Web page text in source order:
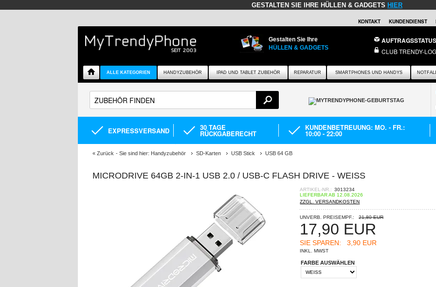
GESTALTEN SIE IHRE HÜLLEN & GADGETS HIER
KONTAKT KUNDENDIENST
Gestalten Sie Ihre
HÜLLEN & GADGETS
AUFTRAGSSTATUS
CLUB TRENDY-
ALLE KATEGORIEN HANDYZUBEHÖR IPAD UND TABLET ZUBEHÖR REPARATUR SMARTPHONES UND HANDYS
EXPRESSVERSAND 30 TAGE
RÜCKGABERECHT
KUNDENBETREUUNG: MO. - FR.:
10:00 - 22:00
« Zurück - Sie sind hier: Handyzubehör SD-Karten USB Stick USB 64 GB
MICRODRIVE 64GB 2-IN-1 USB 2.0 / USB-C FLASH DRIVE - WEISS
ARTIKEL-NR.: 3013234
LIEFERBAR AB 12.08.2026
ZZGL. VERSANDKOSTEN
UNVERB. PREISEMPF.: 21,80 EUR
17,90 EUR
SIE SPAREN: 3,90 EUR
INKL. MWST
FARBE AUSWÄHLEN